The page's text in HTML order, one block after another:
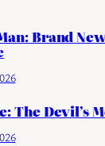
Brand
The Devil’s